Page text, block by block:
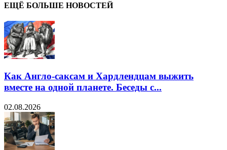
ЕЩЁ БОЛЬШЕ НОВОСТЕЙ
Как Англо-саксам и Хардлендцам выжить
вместе на одной планете. Беседы с...
02.08.2026